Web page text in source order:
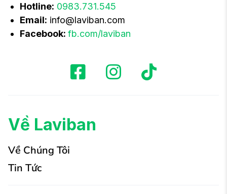
Hotline: 0983.731.545
Email: info@laviban.com
Facebook:fb.com/laviban
Về Laviban
Về Chúng Tôi
Tin Tức